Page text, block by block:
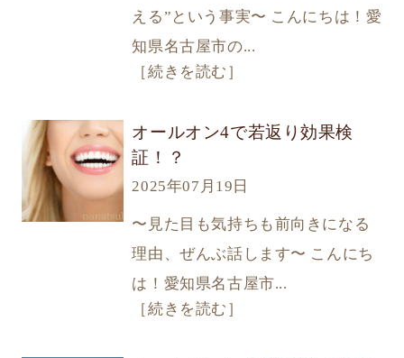
える”という事実〜 こんにちは！愛
知県名古屋市の...
［続きを読む］
オールオン4で若返り効果検
証！？
2025年07月19日
〜見た目も気持ちも前向きになる
理由、ぜんぶ話します〜 こんにち
は！愛知県名古屋市...
［続きを読む］